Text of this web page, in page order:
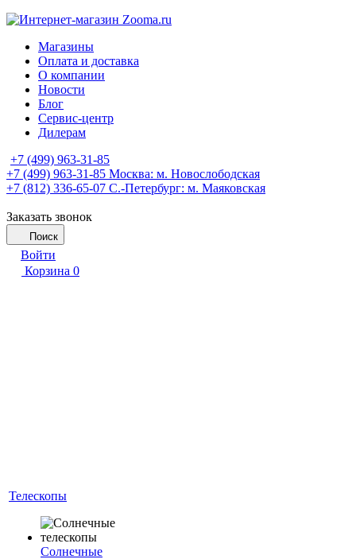
Магазины
Оплата и доставка
О компании
Новости
Блог
Сервис-центр
Дилерам
+7 (499) 963-31-85
+7 (499) 963-31-85 Москва: м. Новослободская
+7 (812) 336-65-07 С.-Петербург: м. Маяковская
Заказать звонок
Поиск
Войти
Корзина 0
Телескопы
Солнечные